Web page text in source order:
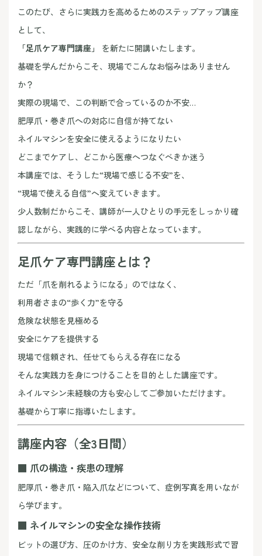
このたび、さらに実践力を高めるためのステップアップ講座
として、
「足爪ケア専門講座」
を新たに開講いたします。
基礎を学んだからこそ、現場でこんなお悩みはありません
か？
実際の現場で、この判断で合っているのか不安…
肥厚爪・巻き爪への対応に自信が持てない
ネイルマシンを安全に使えるようになりたい
どこまでケアし、どこから医療へつなぐべきか迷う
本講座では、そうした“現場で感じる不安”を、
“現場で使える自信”へ変えていきます。
少人数制だからこそ、講師が一人ひとりの手元をしっかり確
認しながら、実践的に学べる内容となっています。
足爪ケア専門講座とは？
ただ「爪を削れるようになる」のではなく、
利用者さまの“歩く力”を守る
危険な状態を見極める
安全にケアを提供する
現場で信頼され、任せてもらえる存在になる
そんな実践力を身につけることを目的とした講座です。
ネイルマシン未経験の方も安心してご参加いただけます。
基礎から丁寧に指導いたします。
講座内容（全3日間）
■ 爪の構造・疾患の理解
肥厚爪・巻き爪・陥入爪などについて、症例写真を用いなが
ら学びます。
■ ネイルマシンの安全な操作技術
ビットの選び方、圧のかけ方、安全な削り方を実践形式で習